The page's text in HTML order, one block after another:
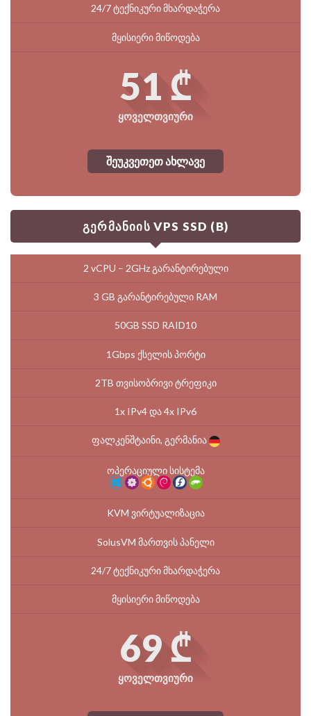
24/7 ტექნიკური მხარდაჭერა
მყისიერი მიწოდება
51 ₾
ყოველთვიური
შეუკვეთეთ ახლავე
გერმანიის VPS SSD (B)
2 vCPU – 2GHz გარანტირებული
3 GB გარანტირებული RAM
50GB SSD RAID10
1Gbps ქსელის პორტი
2TB თვისობრივი ტრეფიკი
1x IPv4 და 4x IPv6
ფალკენშტაინი, გერმანია
ოპერაციული სისტემა
KVM ვირტუალიზაცია
SolusVM მართვის პანელი
24/7 ტექნიკური მხარდაჭერა
მყისიერი მიწოდება
69 ₾
ყოველთვიური